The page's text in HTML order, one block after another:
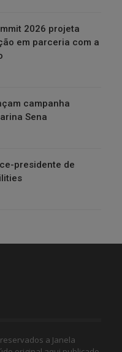
2026 projeta
em parceria com a
campanha
Sena
presidente de
a Janela